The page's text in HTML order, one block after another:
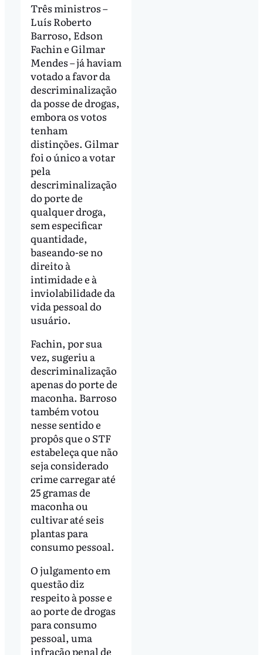
Três ministros –
Luís Roberto
Barroso, Edson
Fachin e Gilmar
Mendes – já haviam
votado a favor da
descriminalização
da posse de drogas,
embora os votos
tenham
distinções. Gilmar
foi o único a votar
pela
descriminalização
do porte de
qualquer droga,
sem especificar
quantidade,
baseando-se no
direito à
intimidade e à
inviolabilidade da
vida pessoal do
usuário.
Fachin, por sua
vez, sugeriu a
descriminalização
apenas do porte de
maconha. Barroso
também votou
nesse sentido e
propôs que o STF
estabeleça que não
seja considerado
crime carregar até
25 gramas de
maconha ou
cultivar até seis
plantas para
consumo pessoal.
O julgamento em
questão diz
respeito à posse e
ao porte de drogas
para consumo
pessoal, uma
infração penal de